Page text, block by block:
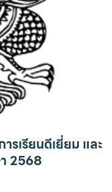
รเรียนดีเยี่ยม และ
2568